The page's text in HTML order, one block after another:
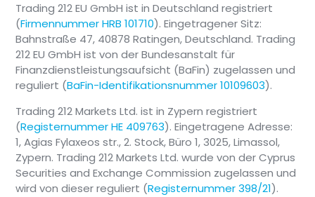
Trading 212 EU GmbH ist in Deutschland registriert
(Firmennummer HRB 101710). Eingetragener Sitz:
Bahnstraße 47, 40878 Ratingen, Deutschland. Trading
212 EU GmbH ist von der Bundesanstalt für
Finanzdienstleistungsaufsicht (BaFin) zugelassen und
reguliert (BaFin-Identifikationsnummer 10109603).
Trading 212 Markets Ltd. ist in Zypern registriert
(Registernummer HE 409763). Eingetragene Adresse:
1, Agias Fylaxeos str., 2. Stock, Büro 1, 3025, Limassol,
Zypern. Trading 212 Markets Ltd. wurde von der Cyprus
Securities and Exchange Commission zugelassen und
wird von dieser reguliert (Registernummer 398/21).